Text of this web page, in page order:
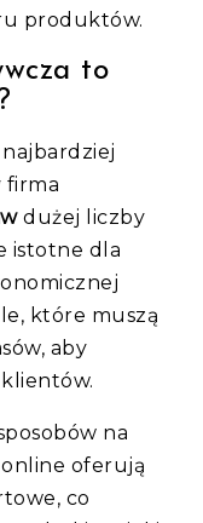
produktów.
to
firma
dużej liczby
istotne dla
które muszą
aby
na
oferują
co